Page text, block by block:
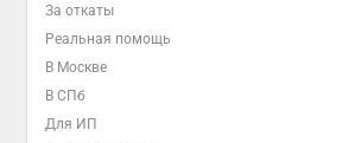
За откаты
Реальная помощь
В Москве
В СПб
Для ИП